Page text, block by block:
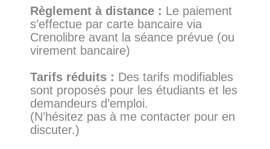
Règlement à distance : Le paiement
s’effectue par carte bancaire via
Crenolibre avant la séance prévue (ou
virement bancaire)
Tarifs réduits : Des tarifs modifiables
sont proposés pour les étudiants et les
demandeurs d’emploi.
(N’hésitez pas à me contacter pour en
discuter.)